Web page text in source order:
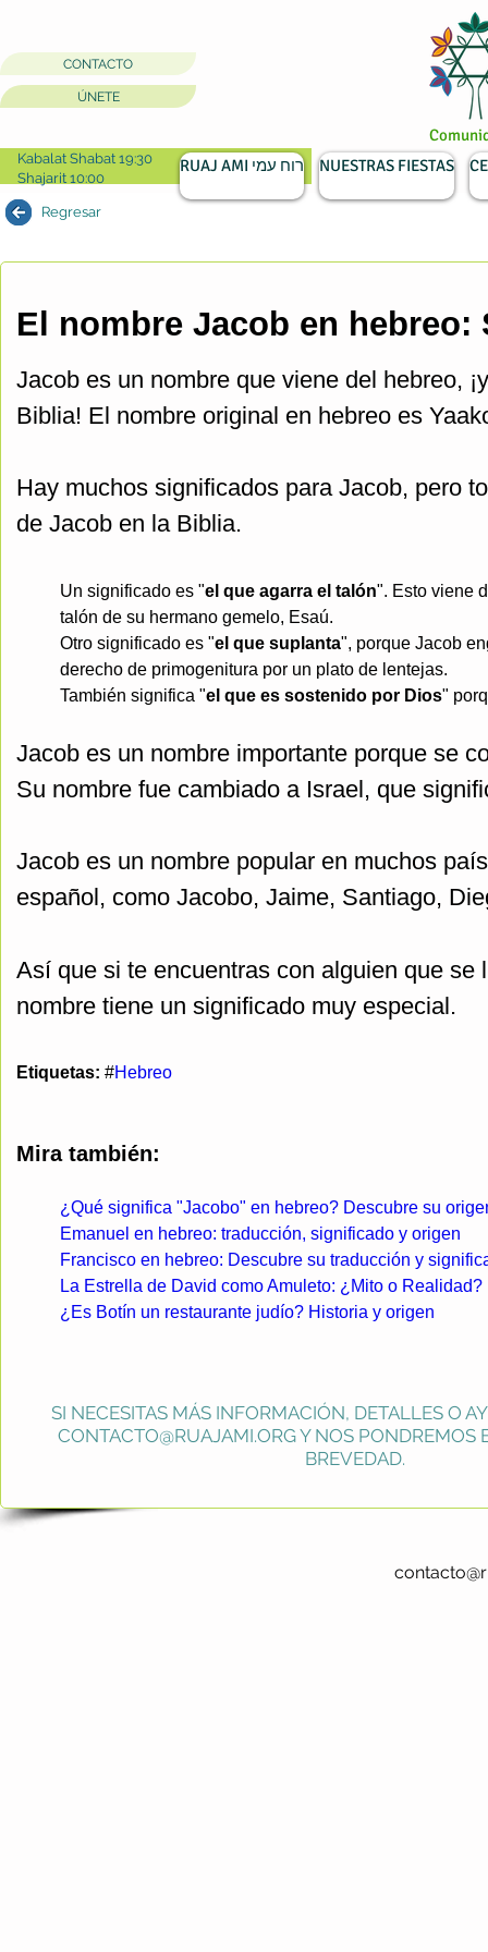
CONTACTO
ÚNETE
Kabalat Shabat 19:30
Shajarit 10:00
Regresar
El nombre Jacob en
Jacob es un nombre que viene del hebreo,
Hay muchos significados para Jacob, pero
de Jacob en la Biblia.
Un significado es "el que agarra el talón". Esto viene
talón de su hermano gemelo, Esaú.
Otro significado es "el que suplanta", porque Jacob
derecho de primogenitura por un plato de lentejas.
También significa "el que es sostenido por Dios"
Jacob es un nombre importante porque se
Su nombre fue cambiado a Israel, que
Jacob es un nombre popular en muchos
español, como Jacobo, Jaime, Santiago,
Así que si te encuentras con alguien que se
nombre tiene un significado muy especial.
Etiquetas: #Hebreo
Mira también:
¿Qué significa "Jacobo" en hebreo? Descubre su
Emanuel en hebreo: traducción, significado y origen
Francisco en hebreo: Descubre su traducción y
La Estrella de David como Amuleto: ¿Mito o Realidad?
¿Es Botín un restaurante judío? Historia y origen
SI NECESITAS MÁS INFORMACIÓN, DETALLES O
CONTACTO@RUAJAMI.ORGY NOS PONDREMOS
BREVEDAD.
RUAJ AMI רוח עמי NUESTRAS FIESTAS